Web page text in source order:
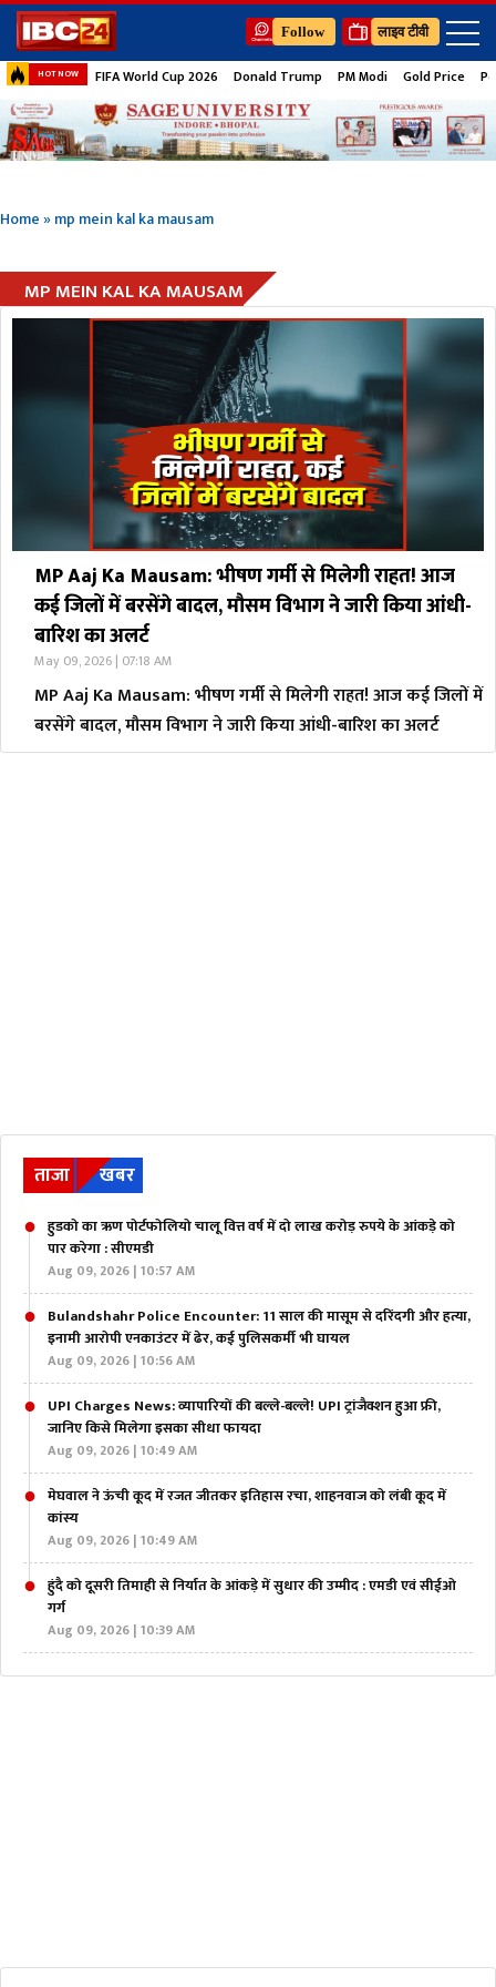
Follow लाइव टीवी
HOT NOW FIFA World Cup 2026 Donald Trump PM Modi Gold Price
Home»mp mein kal ka mausam
MP MEIN KAL KA MAUSAM
MP Aaj Ka Mausam: भीषण गर्मी से मिलेगी राहत! आज
कई जिलों में बरसेंगे बादल, मौसम विभाग ने जारी किया आंधी-
बारिश का अलर्ट
May 09, 2026 | 07:18 AM
MP Aaj Ka Mausam: भीषण गर्मी से मिलेगी राहत! आज कई जिलों में
बरसेंगे बादल, मौसम विभाग ने जारी किया आंधी-बारिश का अलर्ट
ताजा खबर
हुडको का ऋण पोर्टफोलियो चालू वित्त वर्ष में दो लाख करोड़ रुपये के आंकड़े को
पार करेगा : सीएमडी
Aug 09, 2026 | 10:57 AM
Bulandshahr Police Encounter: 11 साल की मासूम से दरिंदगी और हत्या,
इनामी आरोपी एनकाउंटर में ढेर, कई पुलिसकर्मी भी घायल
Aug 09, 2026 | 10:56 AM
UPI Charges News: व्यापारियों की बल्ले-बल्ले! UPI ट्रांजैक्शन हुआ फ्री,
जानिए किसे मिलेगा इसका सीधा फायदा
Aug 09, 2026 | 10:49 AM
मेघवाल ने ऊंची कूद में रजत जीतकर इतिहास रचा, शाहनवाज को लंबी कूद में
कांस्य
Aug 09, 2026 | 10:49 AM
हुंदै को दूसरी तिमाही से निर्यात के आंकड़े में सुधार की उम्मीद : एमडी एवं सीईओ
गर्ग
Aug 09, 2026 | 10:39 AM